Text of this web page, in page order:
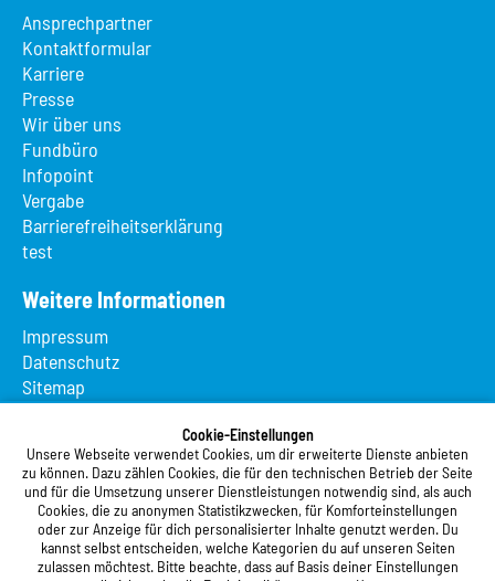
Cookie-Einstellungen
Unsere Webseite verwendet Cookies, um dir erweiterte Dienste anbieten
zu können. Dazu zählen Cookies, die für den technischen Betrieb der Seite
und für die Umsetzung unserer Dienstleistungen notwendig sind, als auch
Cookies, die zu anonymen Statistikzwecken, für Komforteinstellungen
oder zur Anzeige für dich personalisierter Inhalte genutzt werden. Du
kannst selbst entscheiden, welche Kategorien du auf unseren Seiten
zulassen möchtest. Bitte beachte, dass auf Basis deiner Einstellungen
Ansprechpartner
Kontaktformular
Karriere
Presse
Wir über uns
Fundbüro
Infopoint
Vergabe
Barrierefreiheitserklärung
test
Weitere Informationen
Impressum
Datenschutz
Sitemap
Registrierung
Studierendenwerk Vorderpfalz
Studierendenwerk Vorderpfalz
Anstalt des öffentlichen Rechts